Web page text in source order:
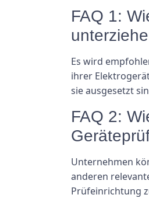
FAQ 1:
Es wird
ihrer
sie ausgesetzt
FAQ 2:
Unternehmen
anderen
Prüfeinrichtung